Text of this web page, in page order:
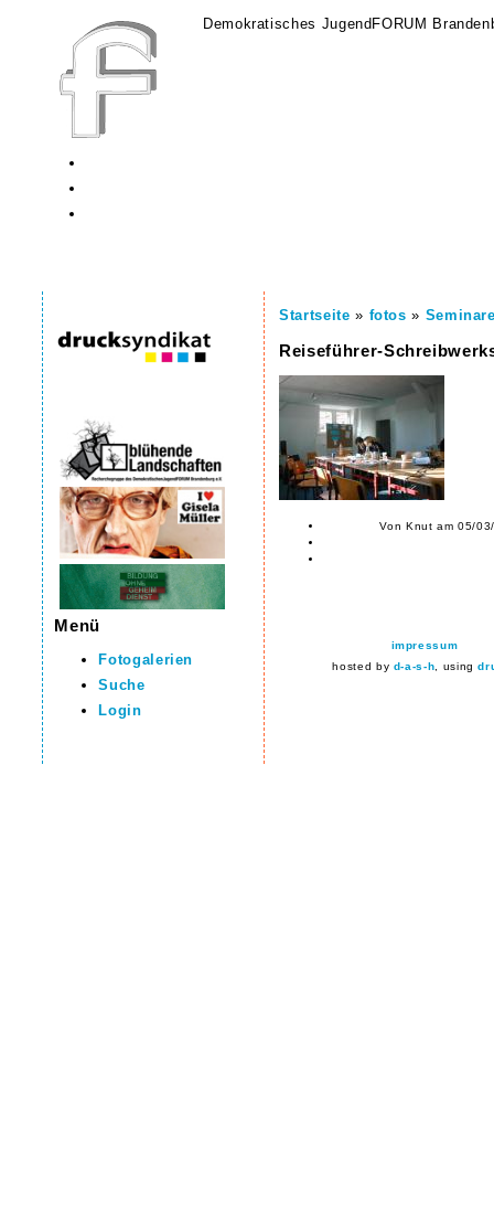
Demokratisches JugendFORUM
Menü
Fotogalerien
Suche
Login
Startseite » fotos »
Reiseführer-
Von Knut am 05/
impressum
hosted by d-a-s-h , using